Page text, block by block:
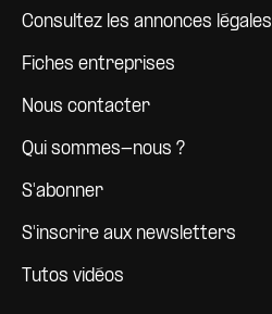
Consultez les annonces légales
Fiches entreprises
Nous contacter
Qui sommes-nous ?
S'abonner
S'inscrire aux newsletters
Tutos vidéos